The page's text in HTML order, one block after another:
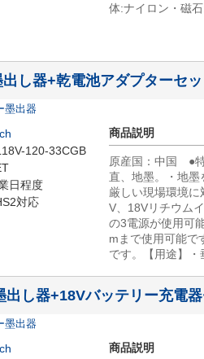
体:ナイロン・磁
し器+乾電池アダプターセッ
墨出器
120-33CGB
日程度
対応
商品説明
原産国：中国 ●
直、地墨。・地墨
厳しい現場環境
V、18Vリチウム
の3電源が使用可
mまで使用可能で
です。【用途】・
出し器+18Vバッテリー充電
墨出器
商品説明